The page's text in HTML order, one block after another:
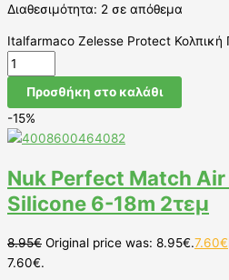
Διαθεσιμότητα: 2 σε απόθεμα
Italfarmaco Zelesse Protect Κολπική
Προσθήκη στο καλάθι
-15%
Nuk Perfect Match
Silicone 6-18m 2τεμ
8.95€ Original price was: 8.95€.7.60€
7.60€.